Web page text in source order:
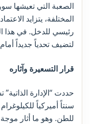
الصعبة التي تعيشها
المختلفة، يتزايد
رئيسي للدخل. في هذا
لتضيف تحدياً جديداً
قرار التسعيرة وآثاره
للطن. وهو ما أثار